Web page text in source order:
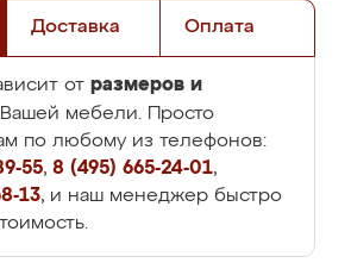
Доставка Оплата
от размеров и
Вашей мебели. Просто
по любому из телефонов:
55, 8 (495) 665-24-01,
13, и наш менеджер быстро